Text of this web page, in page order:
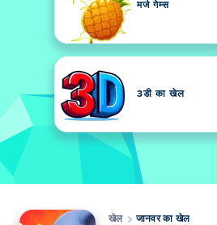
मर्ज गेम्स
3डी का खेल
खेल जानवर का खेल